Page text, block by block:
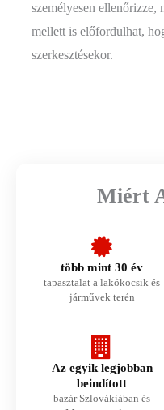
személyesen
mellett is előfordulhat,
szerkesztésekor.
Miért
több mint 30 év
tapasztalat a lakókocsik és
járművek terén
Az egyik legjobban
beindított
bazár Szlovákiában és